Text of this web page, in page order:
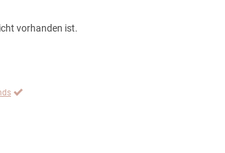
vorhanden ist.